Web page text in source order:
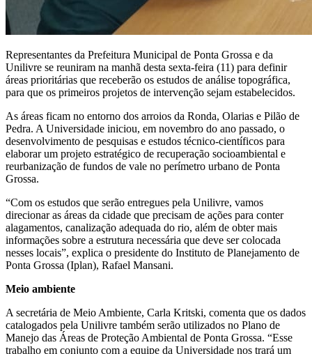
Representantes da Prefeitura Municipal de Ponta Grossa e da
Unilivre se reuniram na manhã desta sexta-feira (11) para definir
áreas prioritárias que receberão os estudos de análise topográfica,
para que os primeiros projetos de intervenção sejam estabelecidos.
As áreas ficam no entorno dos arroios da Ronda, Olarias e Pilão de
Pedra. A Universidade iniciou, em novembro do ano passado, o
desenvolvimento de pesquisas e estudos técnico-científicos para
elaborar um projeto estratégico de recuperação socioambiental e
reurbanização de fundos de vale no perímetro urbano de Ponta
Grossa.
“Com os estudos que serão entregues pela Unilivre, vamos
direcionar as áreas da cidade que precisam de ações para conter
alagamentos, canalização adequada do rio, além de obter mais
informações sobre a estrutura necessária que deve ser colocada
nesses locais”, explica o presidente do Instituto de Planejamento de
Ponta Grossa (Iplan), Rafael Mansani.
Meio ambiente
A secretária de Meio Ambiente, Carla Kritski, comenta que os dados
catalogados pela Unilivre também serão utilizados no Plano de
Manejo das Áreas de Proteção Ambiental de Ponta Grossa. “Esse
trabalho em conjunto com a equipe da Universidade nos trará um